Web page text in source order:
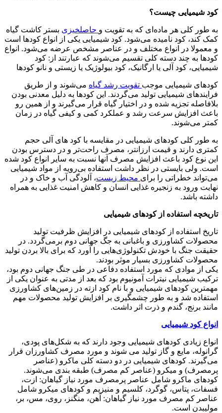
کود شیمیایی چیست؟
به طور کلی هر ماده‌ای که به تقویت و حاصلخیزی بستر کاشت گیاه
کمک کند، کود نامیده می‌شود. کود شیمیایی یکی از انواع کودها است
و معمولا در انواع مختلف و در عناصر مشخص عرضه می‌شود. انواع
کودها به چند دسته کلی تقسیم می‌شوند که عبارتند از: کود
شیمیایی، کود آلی یا ارگانیک، کود بیولوژیک یا زیستی و نانو کودها
کودهای شیمیایی موجب تقویت رشد گیاه می‌شوند و از طریق
فرایندهای شیمیایی تولید می‌گردند. این کودها به دلیل معدنی بودن
بلافاصله تجزیه شده و در اختیار گیاه قرار می‌گیرند و از همین رو
باعث افزایش سرعت رشد و عملکرد کمی و کیفی گیاه در زمان
کمتر می‌شوند.
به طور کلی کودهای شیمیایی در مقایسه با کود های آلی حجم
کمتری دارند و قیمت ارزانتر، مصرف راحت‌تر و در دسترس بودن
این نوع کود باعث افزایش مصرف آنها نسبت به سایر انواع کود شده
است. ولی بایستی در نظر داشت استفاده بی‌رویه از مواد شیمیایی
می‌تواند خطراتی را برای محیط زیست، آلودگی آب و خاک و در
نهایت ورود به زنجیره غذایی انسان و کاهش امنیت غذایی به همراه
داشته باشد.
تاریخچه استفاده از کودهای شیمیایی
تاریخ استفاده از کودهای شیمیایی در افزایش ظرفیت تولید
محصولات کشاورزی و باغبانی به جگ جهانی دوم برمی‌گردد. در
حقیقت جنگ با خودش تکنولوژی‌هایی را آورد که برای بالا بردن تولید
محصولات کشاورزی بسیار موثر بودند.
یکی از موادی که مورد استفاده دفاعی در طی جنگ جهانی دوم بود،
ترکیب شیمیایی نیترات آمونیوم بود که بعد از مدتی به عنوان یکی از
مهمترین کودهای شیمیایی و با نام کود ازته در زمین‌های کشاورزی
استفاده شد و به طور چشمگیری بر افزایش تولید محصولات مهم
مانند برنج، گندم و ذرت اثر داشت.
انواع کود شیمیایی
انواع زیادی کودهای شیمیایی وجود دارند که به شکل‌های پودی،
گرانوله، مایع و گاز تولید می شوند و مورد مصرف کشاورزان قرار
می‌گیرند. کودهای شیمیایی در دو دسته کلی ماکرو (عناصر
پرمصرف) و میکرو (عناصر کم مصرف) طبقه بندی می‌شوند.
کودهای ماکرو شامل عناصر پرمصرف مورد نیاز گیاهان: ازت،
فسفات، پتاس، گوگرد، کلسیم و منیزیم و کودهای میکرو شامل
عناصر کم مصرف مورد نیاز گیاهان: آهن، منگنز، روی، مس، بر،
مولیبدن است.